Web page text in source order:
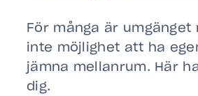
För många är
inte möjlighet att ha
jämna mellanrum. Här
dig.